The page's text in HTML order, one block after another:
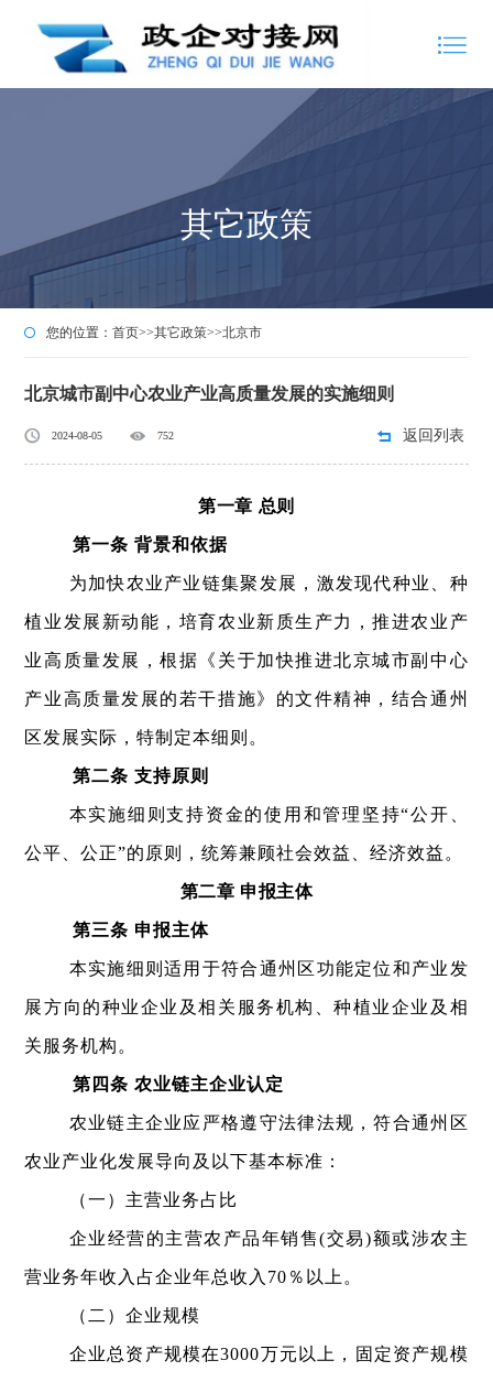
其它政策
您的位置：首页>>其它政策>>北京市
北京城市副中心农业产业高质量发展的实施细则
2024-08-05 752 返回列表
第一章 总则
第一条 背景和依据
为加快农业产业链集聚发展，激发现代种业、种
植业发展新动能，培育农业新质生产力，推进农业产
业高质量发展，根据《关于加快推进北京城市副中心
产业高质量发展的若干措施》的文件精神，结合通州
区发展实际，特制定本细则。
第二条 支持原则
本实施细则支持资金的使用和管理坚持“公开、
公平、公正”的原则，统筹兼顾社会效益、经济效益。
第二章 申报主体
第三条 申报主体
本实施细则适用于符合通州区功能定位和产业发
展方向的种业企业及相关服务机构、种植业企业及相
关服务机构。
第四条 农业链主企业认定
农业链主企业应严格遵守法律法规，符合通州区
农业产业化发展导向及以下基本标准：
（一）主营业务占比
企业经营的主营农产品年销售(交易)额或涉农主
营业务年收入占企业年总收入70％以上。
（二）企业规模
企业总资产规模在3000万元以上，固定资产规模